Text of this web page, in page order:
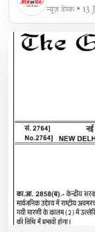
न्यूज़ डेस्क • 13